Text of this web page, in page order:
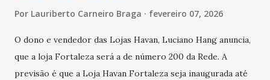
Por Lauriberto Carneiro Braga fevereiro 07, 2026
O dono e vendedor das Lojas Havan, Luciano Hang anuncia,
que a loja Fortaleza será a de número 200 da Rede. A
previsão é que a Loja Havan Fortaleza seja inaugurada até